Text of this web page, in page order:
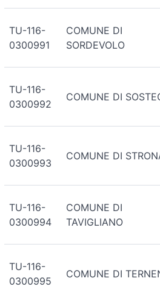
TU-116-
0300991
COMUNE DI
SORDEVOLO
TU-116-
0300992
COMUNE DI
TU-116-
0300993
COMUNE DI
TU-116-
0300994
COMUNE DI
TAVIGLIANO
TU-116-
0300995
COMUNE DI